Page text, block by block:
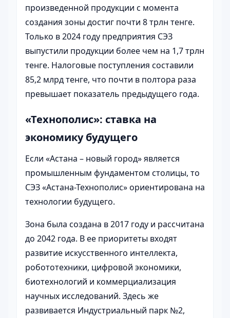
произведенной продукции с момента
создания зоны достиг почти 8 трлн тенге.
Только в 2024 году предприятия СЭЗ
выпустили продукции более чем на 1,7 трлн
тенге. Налоговые поступления составили
85,2 млрд тенге, что почти в полтора раза
превышает показатель предыдущего года.
«Технополис»: ставка на
экономику будущего
Если «Астана – новый город» является
промышленным фундаментом столицы, то
СЭЗ «Астана-Технополис» ориентирована на
технологии будущего.
Зона была создана в 2017 году и рассчитана
до 2042 года. В ее приоритеты входят
развитие искусственного интеллекта,
робототехники, цифровой экономики,
биотехнологий и коммерциализация
научных исследований. Здесь же
развивается Индустриальный парк №2,